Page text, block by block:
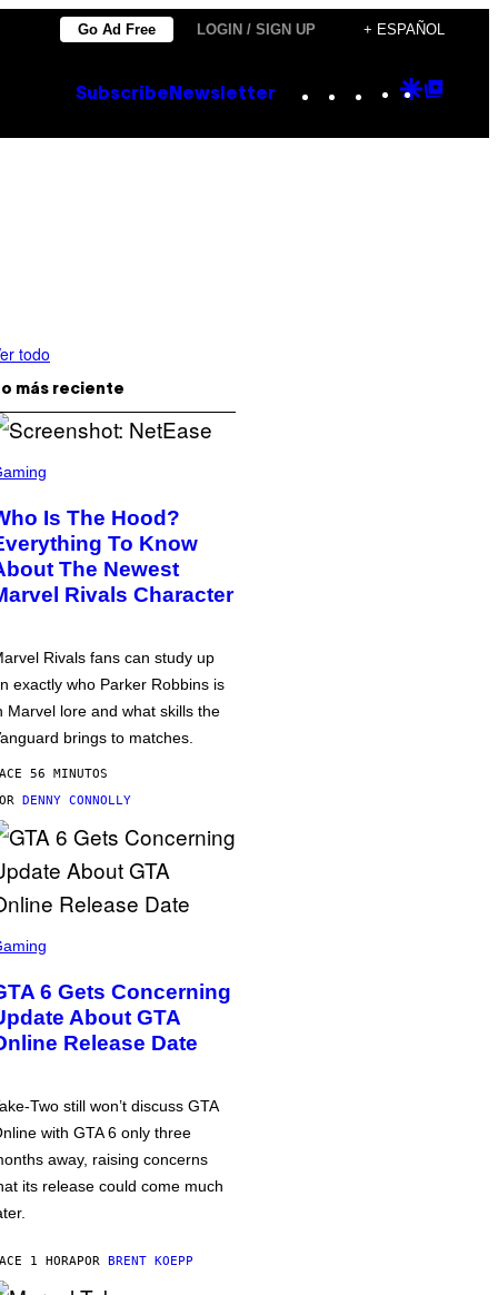
Go Ad Free LOGIN / SIGN UP + ESPAÑOL
Subscribe Newsletter Instagram
TikTok
YouTube
Google
todo
más reciente
Is The Hood?
To Know
The Newest
Rivals Character
Rivals fans can study up
exactly who Parker Robbins is
Marvel lore and what skills the
brings to matches.
56 MINUTOS
DENNY CONNOLLY
6 Gets Concerning
About GTA
Release Date
Two still won’t discuss GTA
with GTA 6 only three
away, raising concerns
its release could come much
1 HORAPOR BRENT KOEPP